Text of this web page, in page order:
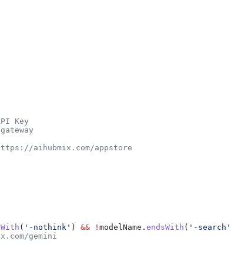
Key
aihubmix.com/appstore
( '-nothink' ) && ! modelName . endsWith ( '-search'
gemini